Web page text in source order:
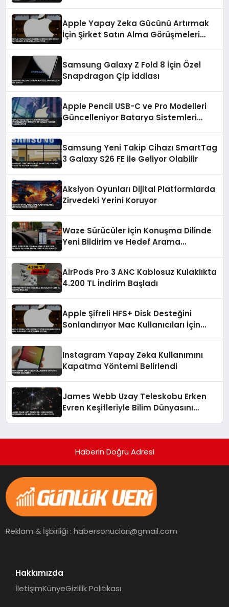
Apple Yapay Zeka Gücünü Artırmak
İçin Şirket Satın Alma Görüşmeleri
Samsung Galaxy Z Fold 8 İçin Özel
Snapdragon Çip İddiası
Apple Pencil USB-C ve Pro Modelleri
Güncelleniyor Batarya Sistemleri
Samsung Yeni Takip Cihazı SmartTag
3 Galaxy S26 FE ile Geliyor Olabilir
Aksiyon Oyunları Dijital Platformlarda
Zirvedeki Yerini Koruyor
Waze Sürücüler İçin Konuşma Dilinde
Yeni Bildirim ve Hedef Arama
AirPods Pro 3 ANC Kablosuz Kulaklıkta
4.200 TL İndirim Başladı
Apple Şifreli HFS+ Disk Desteğini
Sonlandırıyor Mac Kullanıcıları İçin
Instagram Yapay Zeka Kullanımını
Kapatma Yöntemi Belirlendi
James Webb Uzay Teleskobu Erken
Evren Keşifleriyle Bilim Dünyasını
Haberin Doğru Adresi
Reklam & İşbirliği : habersonuclari@gmail.com
Hakkımızda
İletişimKünyeGizlilik Politikası